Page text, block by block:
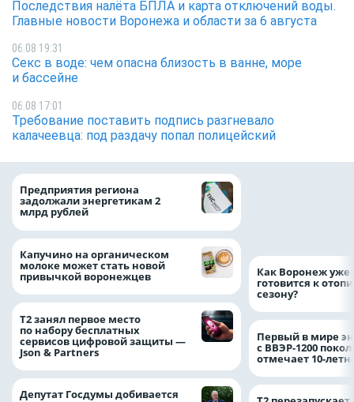
Последствия налёта БПЛА и карта отключений воды.
Главные новости Воронежа и области за 6 августа
06.08 19:31
Секс в воде: чем опасна близость в ванне, море
и бассейне
06.08 17:01
Требование поставить подпись разгневало
калачеевца: под раздачу попал полицейский
Предприятия региона
задолжали энергетикам 2
млрд рублей
Капучино на органическом
молоке может стать новой
привычкой воронежцев
Т2 занял первое место
по набору бесплатных
сервисов цифровой защиты —
Json & Partners
Депутат Госдумы добивается
Как Воронеж уже
готовится к
сезону?
Первый в мире
с ВВЭР-1200
отмечает 10-